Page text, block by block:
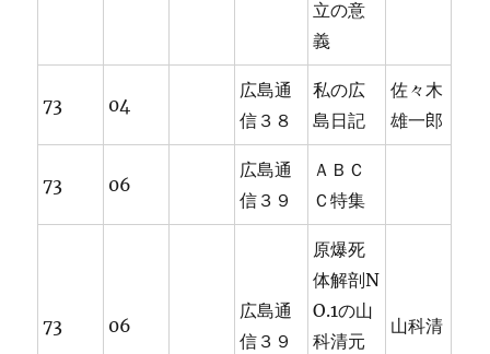
立の意
義
73 04
広島通
信３８
私の広
島日記
佐々木
雄一郎
73 06
広島通
信３９
ＡＢＣ
Ｃ特集
73 06
広島通
信３９
原爆死
体解剖N
O.1の山
科清元
山科清